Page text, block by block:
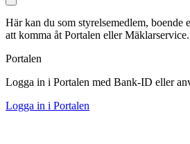
Här kan du som styrelsemedlem, boende
att komma åt Portalen eller Mäklarservice.
Portalen
Logga in i Portalen med Bank-ID eller
Logga in i Portalen